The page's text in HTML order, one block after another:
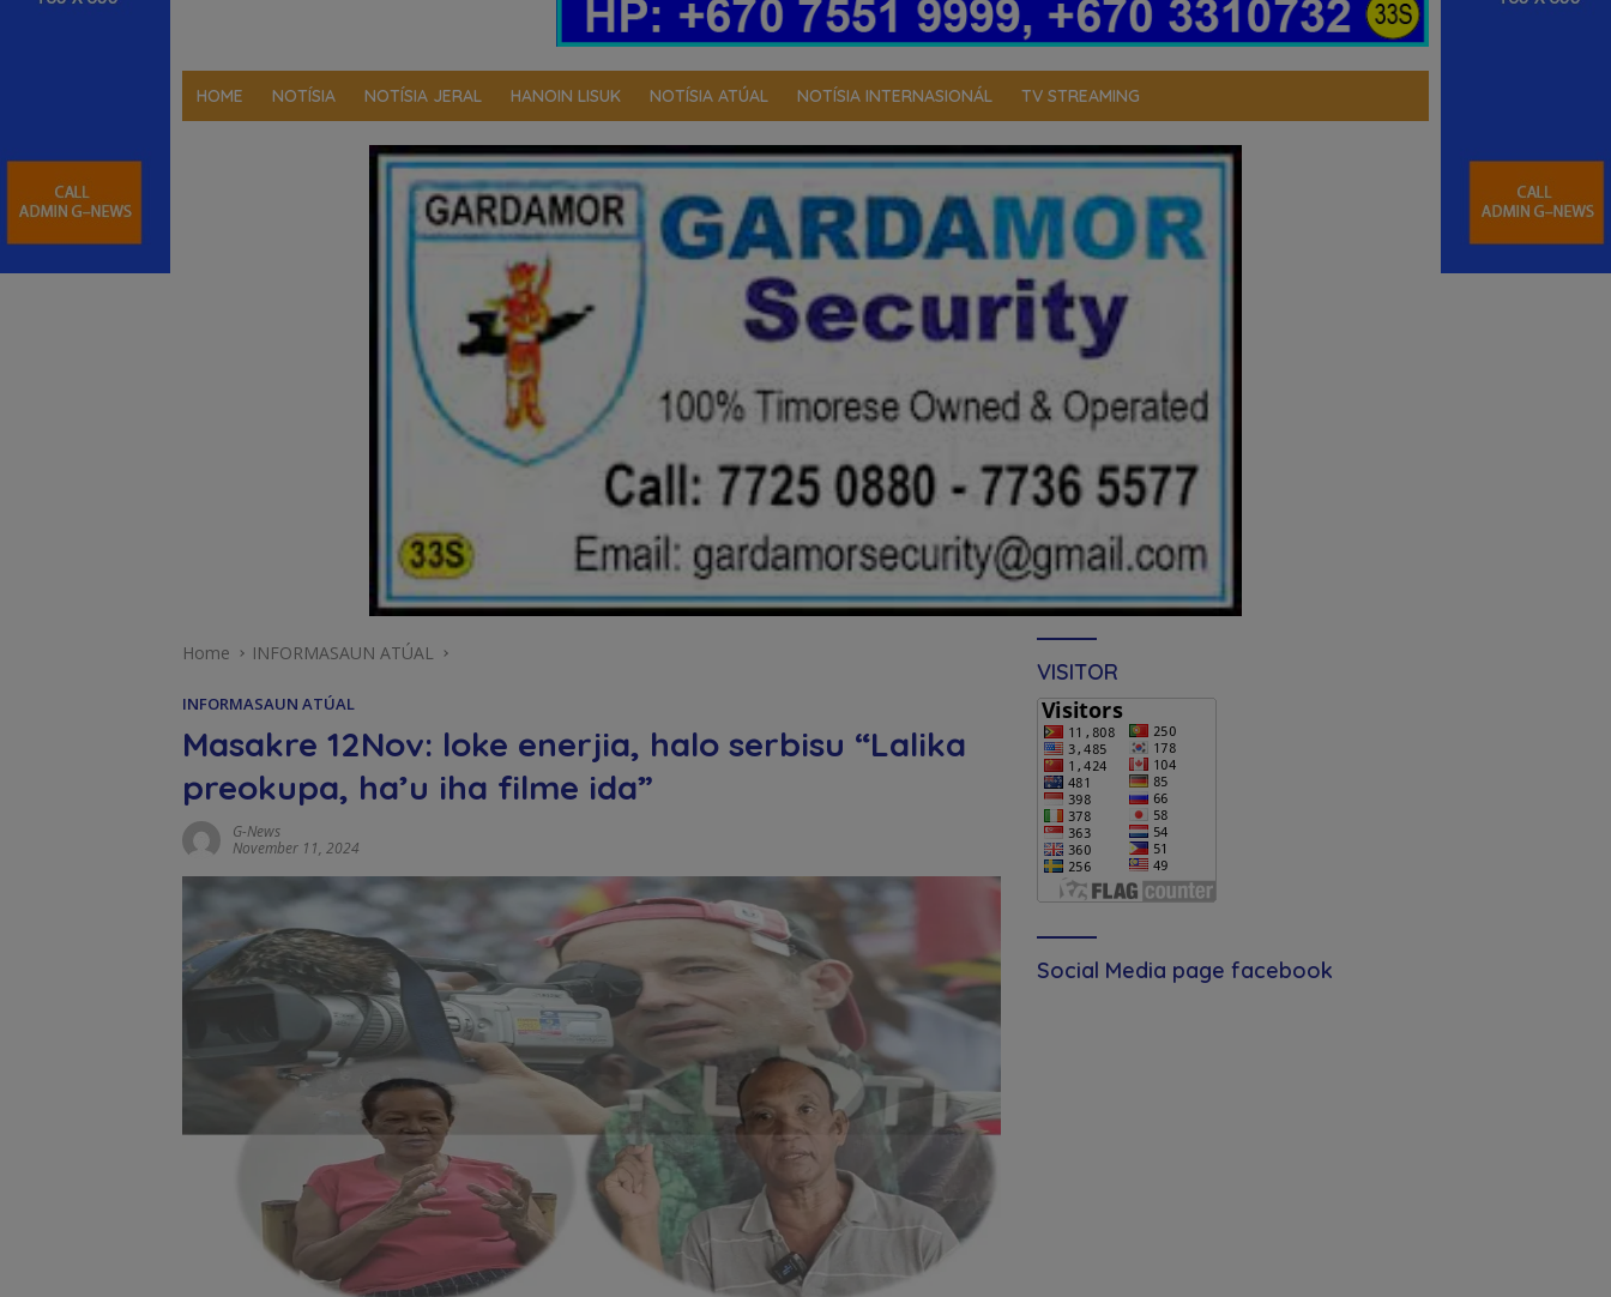
HOME NOTÍSIA NOTÍSIA JERAL HANOIN LISUK NOTÍSIA ATÚAL NOTÍSIA INTERNASIONÁL TV STREAMING
Home INFORMASAUN ATÚAL
INFORMASAUN ATÚAL
Masakre 12Nov: loke enerjia, halo serbisu “Lalika
preokupa, ha’u iha filme ida”
G-News
November 11, 2024
VISITOR
Social Media page facebook